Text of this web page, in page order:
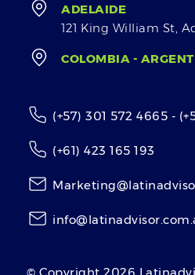
(+57) 301 572 4665 -
(+61) 423 165 193
ADELAIDE
121 King William St,
COLOMBIA -
© Copyright 2026